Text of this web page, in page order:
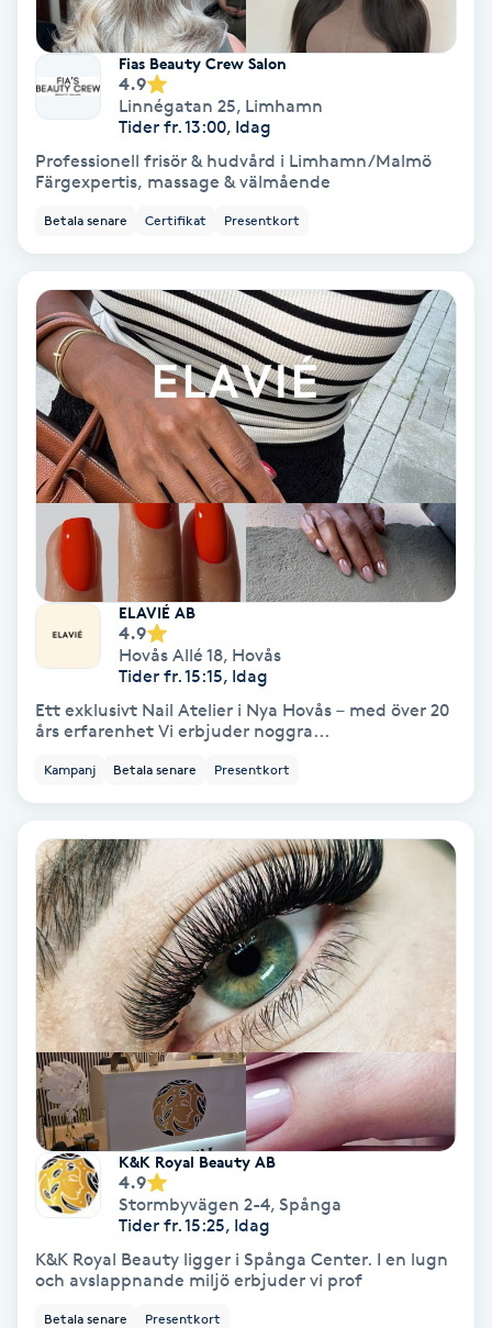
Färgning
Föning
Gel naglar
Gellack
Gellack med förstärkning
Gravidmassage
Gravidyoga
Gruppträning
Gua Sha-massage
Herrklippning
HIFU
Hollywood Peel
Hot Stone Massage
Hot yoga
Hudföryngring
Huduppstramning
Hudvård
Fias Beauty Crew Salon
4.9
Linnégatan 25, Limhamn
Tider fr. 13:00, Idag
Professionell frisör & hudvård i Limhamn/Malmö
Färgexpertis, massage & välmående
Betala senare Certifikat Presentkort
ELAVIÉ AB
4.9
Hovås Allé 18, Hovås
Tider fr. 15:15, Idag
Ett exklusivt Nail Atelier i Nya Hovås – med över 20
års erfarenhet Vi erbjuder noggra...
Kampanj Betala senare Presentkort
K&K Royal Beauty AB
4.9
Stormbyvägen 2-4, Spånga
Tider fr. 15:25, Idag
K&K Royal Beauty ligger i Spånga Center. I en lugn
och avslappnande miljö erbjuder vi prof
Betala senare Presentkort